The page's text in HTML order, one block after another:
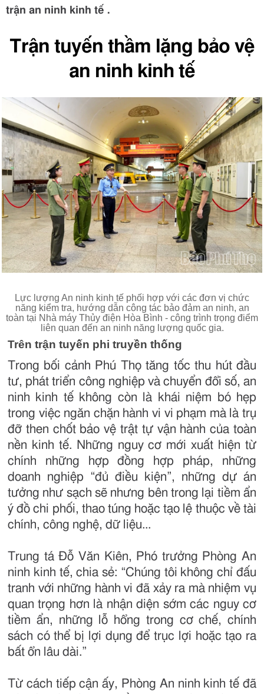
trận an ninh kinh tế .
Trận tuyến thầm lặng bảo vệ
an ninh kinh tế
Lực lượng An ninh kinh tế phối hợp với các đơn vị chức
năng kiểm tra, hướng dẫn công tác bảo đảm an ninh, an
toàn tại Nhà máy Thủy điện Hòa Bình - công trình trọng điểm
liên quan đến an ninh năng lượng quốc gia.
Trên trận tuyến phi truyền thống
Trong bối cảnh Phú Thọ tăng tốc thu hút đầu
tư, phát triển công nghiệp và chuyển đổi số, an
ninh kinh tế không còn là khái niệm bó hẹp
trong việc ngăn chặn hành vi vi phạm mà là trụ
đỡ then chốt bảo vệ trật tự vận hành của toàn
nền kinh tế. Những nguy cơ mới xuất hiện từ
chính những hợp đồng hợp pháp, những
doanh nghiệp “đủ điều kiện”, những dự án
tưởng như sạch sẽ nhưng bên trong lại tiềm ẩn
ý đồ chi phối, thao túng hoặc tạo lệ thuộc về tài
chính, công nghệ, dữ liệu...
Trung tá Đỗ Văn Kiên, Phó trưởng Phòng An
ninh kinh tế, chia sẻ: “Chúng tôi không chỉ đấu
tranh với những hành vi đã xảy ra mà nhiệm vụ
quan trọng hơn là nhận diện sớm các nguy cơ
tiềm ẩn, những lỗ hổng trong cơ chế, chính
sách có thể bị lợi dụng để trục lợi hoặc tạo ra
bất ổn lâu dài.”
Từ cách tiếp cận ấy, Phòng An ninh kinh tế đã